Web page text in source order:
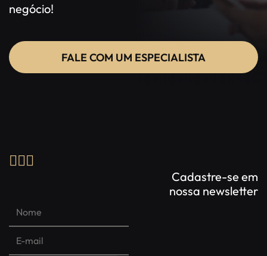
negócio!
FALE COM UM ESPECIALISTA
Cadastre-se em
nossa newsletter